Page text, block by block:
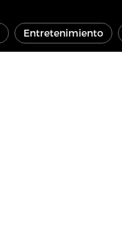
Entretenimiento